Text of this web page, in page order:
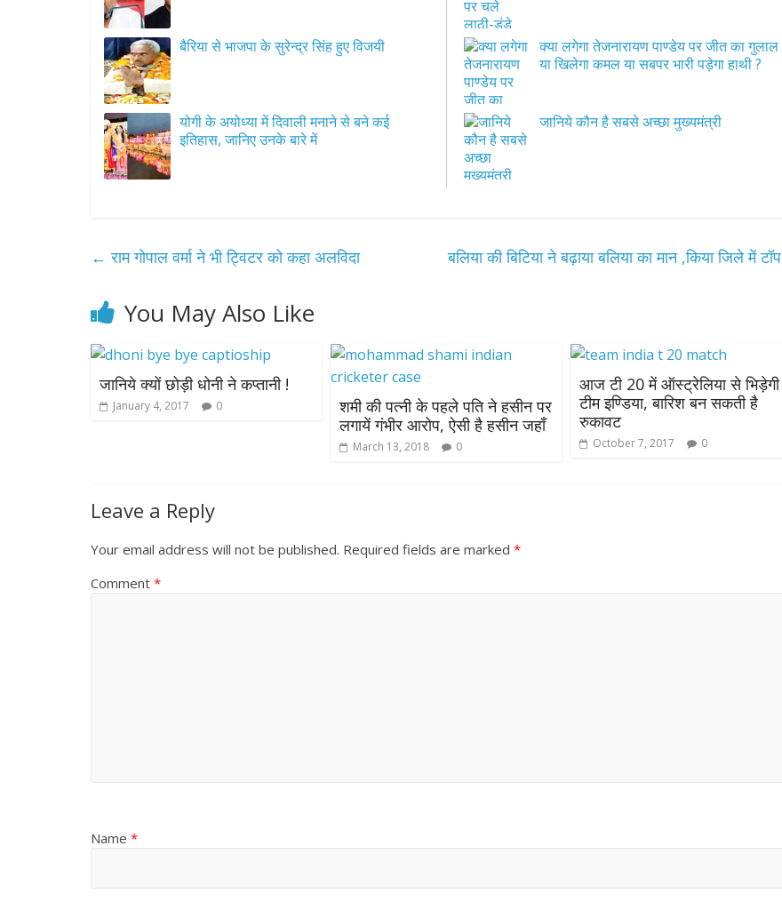
बैरिया से भाजपा के सुरेन्द्र सिंह हुए विजयी
योगी के अयोध्या में दिवाली मनाने से बने कई
इतिहास, जानिए उनके बारे में
क्या लगेगा तेजनारायण पाण्डेय पर जीत का गुलाल
या खिलेगा कमल या सबपर भारी पड़ेगा हाथी ?
जानिये कौन है सबसे अच्छा मुख्यमंत्री
← राम गोपाल वर्मा ने भी ट्विटर को कहा अलविदा बलिया की बिटिया ने बढ़ाया बलिया का मान ,किया जिले में टॉप
You May Also Like
जानिये क्यों छोड़ी धोनी ने कप्तानी !
January 4, 2017 0
शमी की पत्नी के पहले पति ने हसीन पर
लगायें गंभीर आरोप, ऐसी है हसीन जहाँ
March 13, 2018 0
आज टी 20 में ऑस्ट्रेलिया से भिड़ेगी
टीम इण्डिया, बारिश बन सकती है
रुकावट
October 7, 2017 0
Leave a Reply
Your email address will not be published. Required fields are marked *
Comment *
Name *